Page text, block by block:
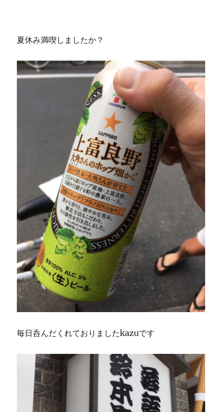
夏休み満喫しましたか？
毎日呑んだくれておりましたkazuです